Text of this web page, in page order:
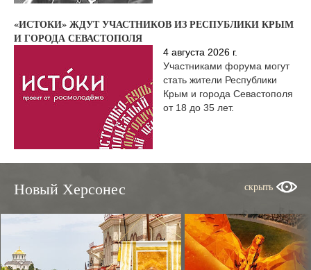
«ИСТОКИ» ЖДУТ УЧАСТНИКОВ ИЗ РЕСПУБЛИКИ КРЫМ
И ГОРОДА СЕВАСТОПОЛЯ
4 августа 2026 г.
Участниками форума могут
стать жители Республики
Крым и города Севастополя
от 18 до 35 лет.
скрыть
Новый Херсонес